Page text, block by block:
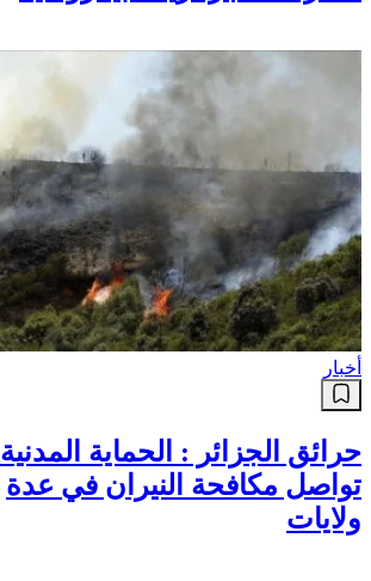
أخبار
حرائق الجزائر : الحماية المدنية
تواصل مكافحة النيران في عدة
ولايات